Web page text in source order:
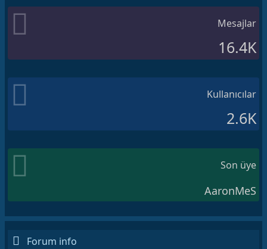
Mesajlar
16.4K
Kullanıcılar
2.6K
Son üye
AaronMeS
Forum info